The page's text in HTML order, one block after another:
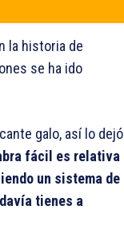
la historia de
se ha ido
galo, así lo dejó
fácil es relativa
un sistema de
tienes a